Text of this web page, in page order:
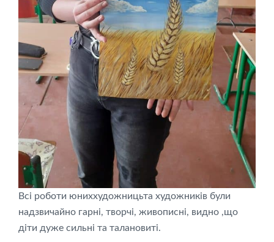
Всі роботи юниххудожницьта художників були
надзвичайно гарні, творчі, живописні, видно ,що
діти дуже сильні та талановиті.